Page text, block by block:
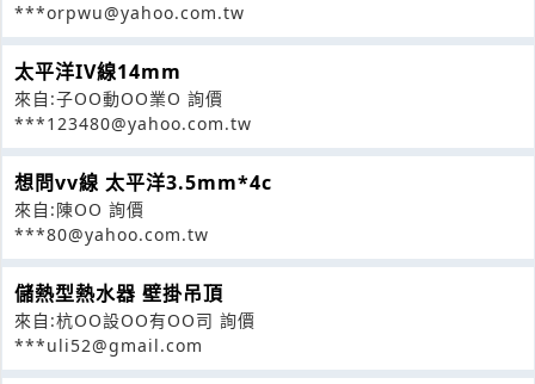
***orpwu@yahoo.com.tw
太平洋IV線14mm
來自:子OO動OO業O 詢價
***123480@yahoo.com.tw
想問vv線 太平洋3.5mm*4c
來自:陳OO 詢價
***80@yahoo.com.tw
儲熱型熱水器 壁掛吊頂
來自:杭OO設OO有OO司 詢價
***uli52@gmail.com